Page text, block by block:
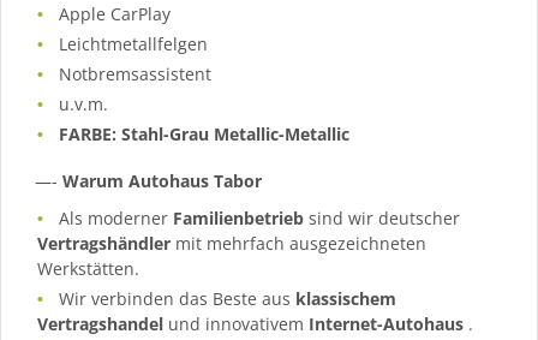
Apple CarPlay
Leichtmetallfelgen
Notbremsassistent
u.v.m.
FARBE: Stahl-Grau Metallic-Metallic
—- Warum Autohaus Tabor
Als moderner Familienbetrieb sind wir deutscher
Vertragshändler mit mehrfach ausgezeichneten
Werkstätten.
Wir verbinden das Beste aus klassischem
Vertragshandel und innovativem Internet-Autohaus .